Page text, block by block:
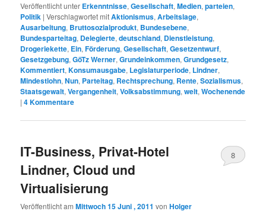
Veröffentlicht unter Erkenntnisse,Gesellschaft,Medien,parteien,
Politik |Verschlagwortet mitAktionismus,Arbeitslage,
Ausarbeitung, Bruttosozialprodukt, Bundesebene,
Bundesparteitag, Delegierte,deutschland, Dienstleistung,
Drogeriekette, Ein,Förderung,Gesellschaft,Gesetzentwurf,
Gesetzgebung,GöTz Werner,Grundeinkommen,Grundgesetz,
Kommentiert,Konsumausgabe, Legislaturperiode, Lindner,
Mindestlohn,Nun, Parteitag, Rechtsprechung, Rente,Sozialismus,
Staatsgewalt,Vergangenheit,Volksabstimmung,welt,Wochenende
|4Kommentare
IT-Business, Privat-Hotel
Lindner, Cloud und
Virtualisierung
Veröffentlicht amMittwoch 15 Juni , 2011 vonHolger
8